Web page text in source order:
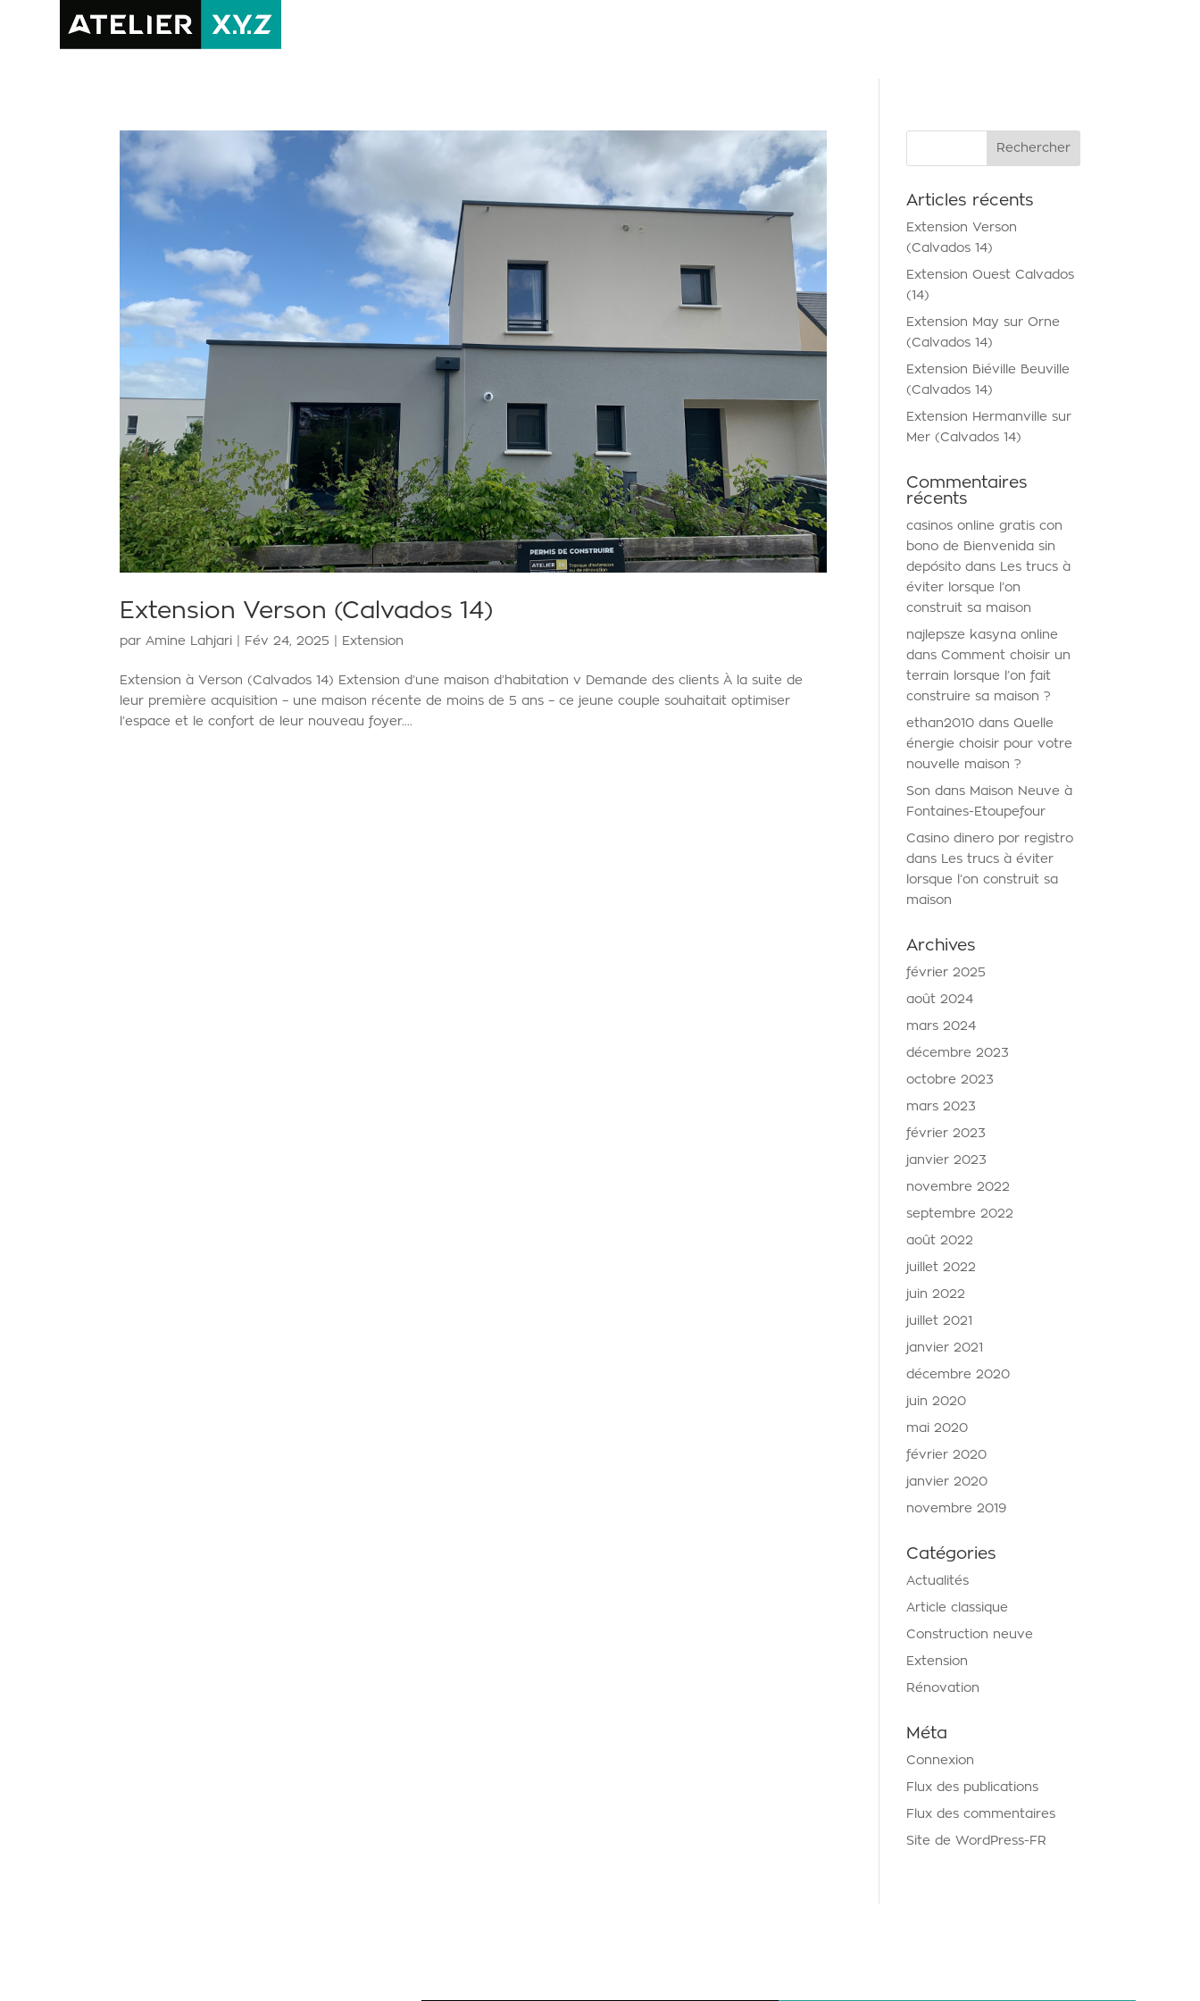
Extension Verson (Calvados 14)
parAmine Lahjari Fév 24, 2025 Extension
Extension à Verson (Calvados 14) Extension d’une maison d’habitation v Demande des clients À la suite de
leur première acquisition – une maison récente de moins de 5 ans – ce jeune couple souhaitait optimiser
l’espace et le confort de leur nouveau foyer....
Articles récents
Extension Verson
(Calvados 14)
Extension Ouest Calvados
(14)
Extension May sur Orne
(Calvados 14)
Extension Biéville Beuville
(Calvados 14)
Extension Hermanville sur
Mer (Calvados 14)
Commentaires
récents
casinos online gratis con
bono de Bienvenida sin
depósito dans Les trucs à
éviter lorsque l’on
construit sa maison
najlepsze kasyna online
dansComment choisir un
terrain lorsque l’on fait
construire sa maison ?
ethan2010 dansQuelle
énergie choisir pour votre
nouvelle maison ?
Son dans Maison Neuve à
Fontaines-Etoupefour
Casino dinero por registro
dans Les trucs à éviter
lorsque l’on construit sa
maison
Archives
février 2025
août 2024
mars 2024
décembre 2023
octobre 2023
mars 2023
février 2023
janvier 2023
novembre 2022
septembre 2022
août 2022
juillet 2022
juin 2022
juillet 2021
janvier 2021
décembre 2020
juin 2020
mai 2020
février 2020
janvier 2020
novembre 2019
Catégories
Actualités
Article classique
Construction neuve
Extension
Rénovation
Méta
Connexion
Flux des publications
Flux des commentaires
Site de WordPress-FR